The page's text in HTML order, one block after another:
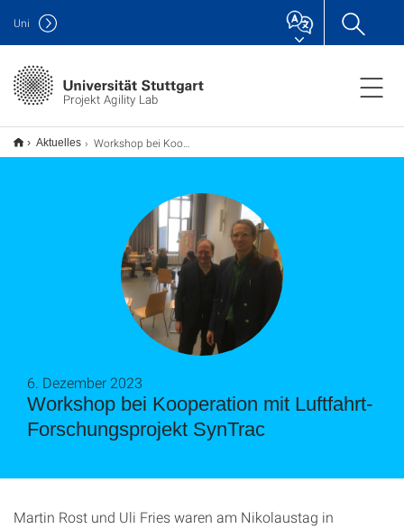
Projekt Agility Lab
Uni
Aktuelles Workshop bei Kooperation mit Luftfahrt-Forschungsprojekt SynTrac
Workshop bei Kooperation mit Luftfahrt-
Forschungsprojekt SynTrac
6. Dezember 2023
Martin Rost und Uli Fries waren am Nikolaustag in